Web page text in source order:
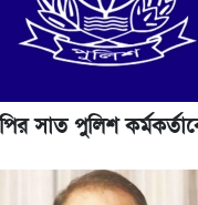
সাত পুলিশ